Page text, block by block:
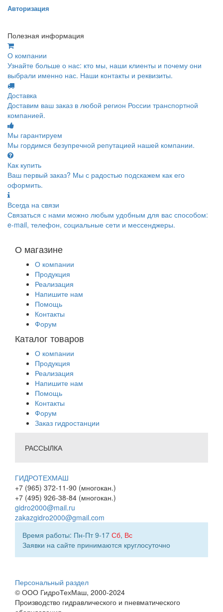
Авторизация
Полезная информация
О компании
Узнайте больше о нас: кто мы, наши клиенты и почему они
выбрали именно нас. Наши контакты и реквизиты.
Доставка
Доставим ваш заказ в любой регион России транспортной
компанией.
Мы гарантируем
Мы гордимся безупречной репутацией нашей компании.
Как купить
Ваш первый заказ? Мы с радостью подскажем как его
оформить.
Всегда на связи
Связаться с нами можно любым удобным для вас способом:
e-mail, телефон, социальные сети и мессенджеры.
О магазине
О компании
Продукция
Реализация
Напишите нам
Помощь
Контакты
Форум
Каталог товаров
О компании
Продукция
Реализация
Напишите нам
Помощь
Контакты
Форум
Заказ гидростанции
РАССЫЛКА
ГИДРОТЕХМАШ
+7 (965) 372-11-90 (многокан.)
+7 (495) 926-38-84 (многокан.)
gidro2000@mail.ru
zakazgidro2000@gmail.com
Время работы: Пн-Пт 9-17 Сб, Вс
Заявки на сайте принимаются круглосуточно
Персональный раздел
© ООО ГидроТехМаш, 2000-2024
Производство гидравлического и пневматического